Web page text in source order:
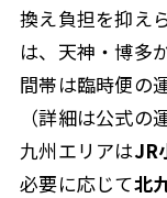
換え負担を抑え
は、天神・博多
間帯は臨時便の
（詳細は公式
九州エリアはJR
必要に応じて北